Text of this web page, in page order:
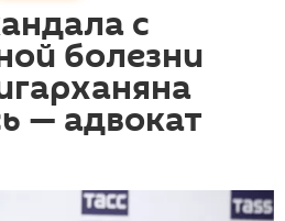
с
болезни
— адвокат